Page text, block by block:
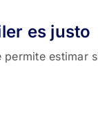
es justo
estimar